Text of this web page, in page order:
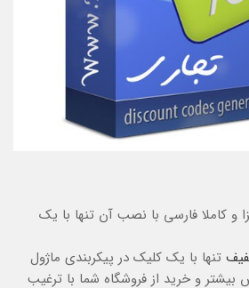
و کاملا فارسی با نصب آن تنها با یک
تنها با یک کلیک در پیکربندی ماژول
بیشتر و خرید از فروشگاه شما با ترغیب